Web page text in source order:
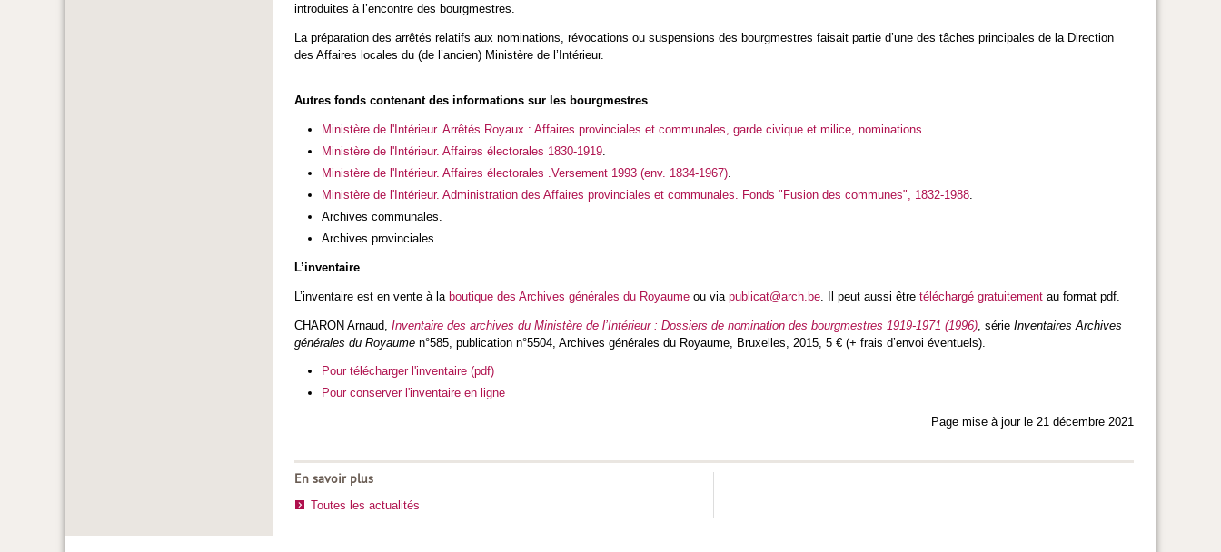
introduites à l’encontre des bourgmestres.
La préparation des arrêtés relatifs aux nominations, révocations ou suspensions des bourgmestres faisait partie d’une des tâches principales de la Direction
des Affaires locales du (de l’ancien) Ministère de l’Intérieur.
Autres fonds contenant des informations sur les bourgmestres
Ministère de l'Intérieur. Arrêtés Royaux : Affaires provinciales et communales, garde civique et milice, nominations.
Ministère de l'Intérieur. Affaires électorales 1830-1919.
Ministère de l'Intérieur. Affaires électorales .Versement 1993 (env. 1834-1967).
Ministère de l'Intérieur. Administration des Affaires provinciales et communales. Fonds "Fusion des communes", 1832-1988.
Archives communales.
Archives provinciales.
L’inventaire
L’inventaire est en vente à la boutique des Archives générales du Royaume ou via publicat@arch.be . Il peut aussi être téléchargé gratuitement au format pdf.
CHARON Arnaud, Inventaire des archives du Ministère de l’Intérieur : Dossiers de nomination des bourgmestres 1919-1971 (1996) , série Inventaires Archives
générales du Royaume n°585, publication n°5504, Archives générales du Royaume, Bruxelles, 2015, 5 € (+ frais d’envoi éventuels).
Pour télécharger l'inventaire (pdf)
Pour conserver l'inventaire en ligne
Page mise à jour le 21 décembre 2021
En savoir plus
Toutes les actualités